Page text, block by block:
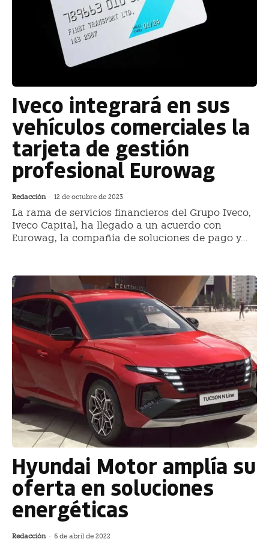
Iveco integrará en sus
vehículos comerciales la
tarjeta de gestión
profesional Eurowag
Redacción - 12 de octubre de 2023
La rama de servicios financieros del Grupo Iveco,
Iveco Capital, ha llegado a un acuerdo con
Eurowag, la compañía de soluciones de pago y...
Hyundai Motor amplía su
oferta en soluciones
energéticas
Redacción - 6 de abril de 2022